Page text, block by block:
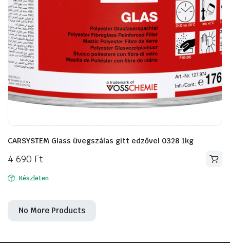
CARSYSTEM Glass üvegszálas gitt edzővel 0328 1kg
4 690 Ft
Készleten
No More Products